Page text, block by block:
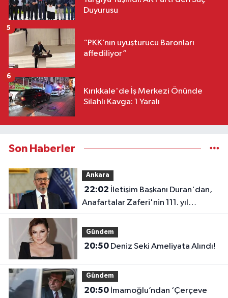
Duyurusu
“PKK’nın uyuşturucu Baronları
affediliyor”
5
Kırıkkale'de İş Merkezi Önünde
Silahlı Kavga: 1 Yaralı
6
Son Haberler
Ankara
22:02
Anafartalar Zaferi'nin 111. yıl
dönümü paylaşımı!
Gündem
20:50 Deniz Seki Ameliyata Alındı!
Gündem
20:50İmamoğlu’ndan ‘Çerçeve